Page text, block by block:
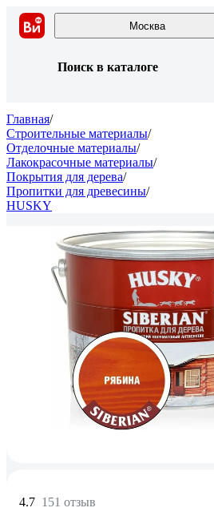
Москва
Поиск в каталоге
Главная/
Строительные материалы/
Отделочные материалы/
Лакокрасочные материалы/
Покрытия для дерева/
Пропитки для древесины/
HUSKY
4.7 151 отзыв